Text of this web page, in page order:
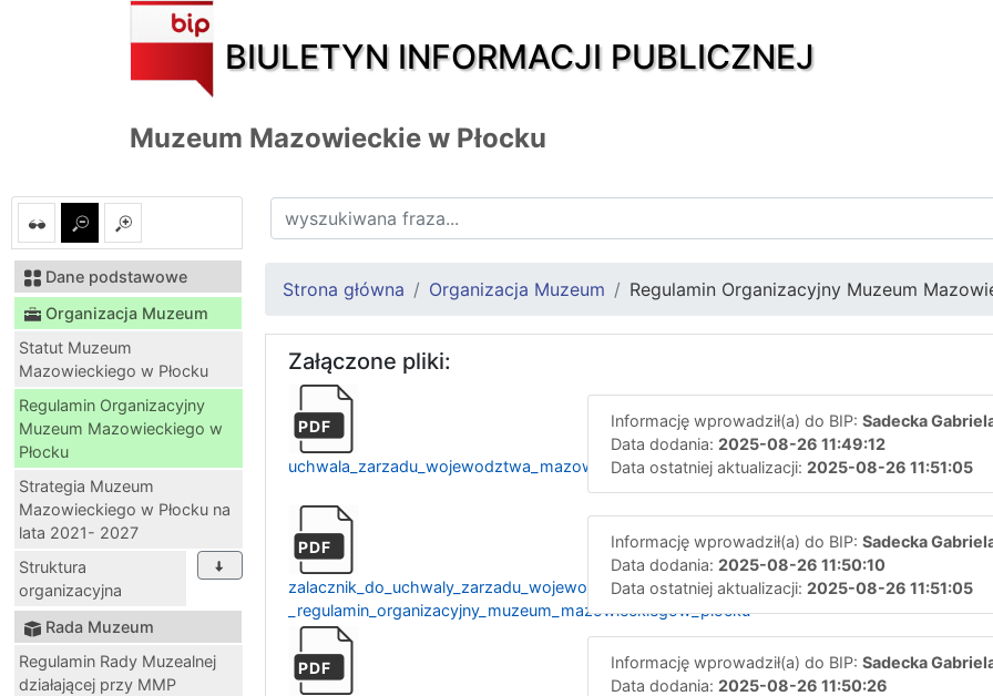
BIULETYN INFORMACJI PUBLICZNEJ
Muzeum Mazowieckie w Płocku
Dane podstawowe
Organizacja Muzeum
Statut Muzeum
Mazowieckiego w Płocku
Regulamin Organizacyjny
Muzeum Mazowieckiego w
Płocku
Strategia Muzeum
Mazowieckiego w Płocku na
lata 2021- 2027
Struktura
organizacyjna
Rada Muzeum
Regulamin Rady Muzealnej
działającej przy MMP
Strona główna Organizacja Muzeum Regulamin Organizacyjny Muzeum
Załączone pliki:
PDF
uchwala_zarzadu_wojewodztwa_mazowieckiego_z_dnia_29_lipca_2025_r.
Informację wprowadził(a) do BIP: Sadecka
Data dodania: 2025-08-26 11:49:12
Data ostatniej aktualizacji: 2025-08-26 11:51:05
PDF
zalacznik_do_uchwaly_zarzadu_wojewodztwa_mazowieckiego_z_dnia_29_lipca_2025_r._-
_regulamin_organizacyjny_muzeum_mazowieckiegow_plocku
Informację wprowadził(a) do BIP: Sadecka
Data dodania: 2025-08-26 11:50:10
Data ostatniej aktualizacji: 2025-08-26 11:51:05
PDF Informację wprowadził(a) do BIP: Sadecka
Data dodania: 2025-08-26 11:50:26